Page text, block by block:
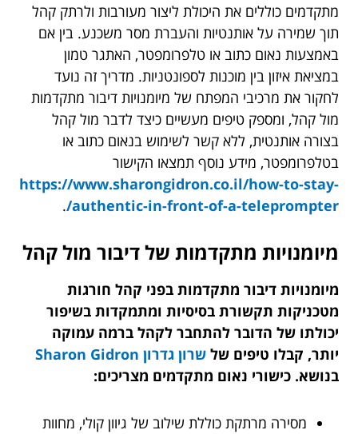
מתקדמים כוללים את היכולת ליצור מעורבות ולרתק קהל
תוך שמירה על אותנטיות והעברת מסר משכנע. בין אם
באמצעות נאום כתוב או טלפרומפטר, האתגר טמון
במציאת איזון בין מוכנות לספונטניות. מדריך זה נועד
לחקור את מרכיבי המפתח של מיומנויות דיבור מתקדמות
מול קהל, ומספק טיפים מעשיים כיצד לדבר מול קהל
בצורה אותנטית, ללא קשר לשימוש בנאום כתוב או
בטלפרומפטר, מידע נוסף תמצאו הקישור
https://www.sharongidron.co.il/how-to-stay-
authentic-in-front-of-a-teleprompter/
.
מיומנויות מתקדמות של דיבור מול קהל
מיומנויות דיבור מתקדמות בפני קהל חורגות
מטכניקות תקשורת בסיסיות ומתמקדות בשיפור
יכולתו של הדובר להתחבר לקהל ברמה עמוקה
יותר, קבלו טיפים של שרון גדרון Sharon Gidron
בנושא. כישורי נאום מתקדמים מצריכים:
מסירה מרתקת כוללת שילוב של גיוון קולי, מחוות